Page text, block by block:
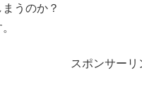
うのか？
スポンサーリ